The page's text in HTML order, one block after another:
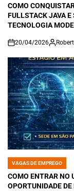
IN
COMO
FULLSTACK JAVA E
TECNOLOGIA
on
20/04/2026
POSTED
IN
VAGAS DE EMPREGO
COMO ENTRAR NO
OPORTUNIDADE